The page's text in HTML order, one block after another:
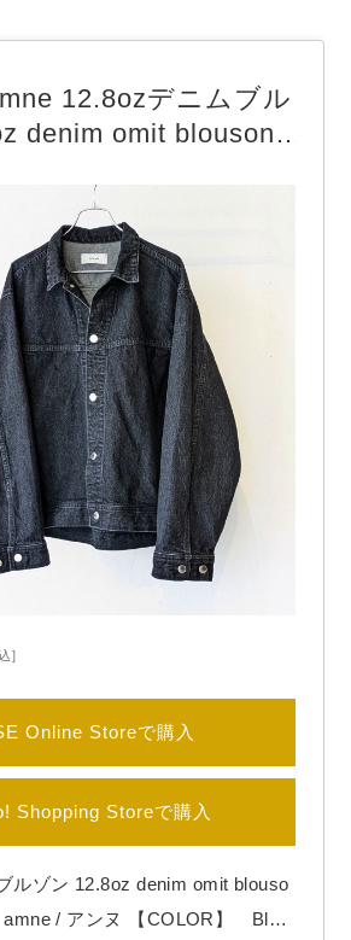
12.8ozデニムブル
denim omit blouson
]
Online Storeで購入
Shopping Storeで購入
ルゾン 12.8oz denim omit blouso